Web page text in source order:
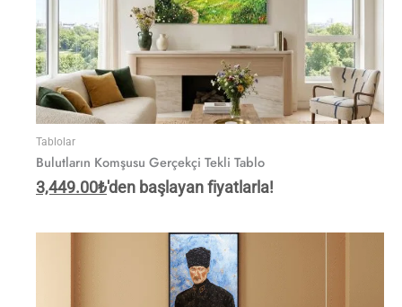
Tablolar
Bulutların Komşusu Gerçekçi Tekli Tablo
3,449.00₺'den başlayan fiyatlarla!